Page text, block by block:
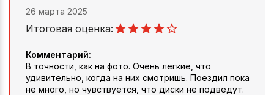
26 марта 2025
Итоговая оценка:
Комментарий:
В точности, как на фото. Очень легкие, что
удивительно, когда на них смотришь. Поездил пока
не много, но чувствуется, что диски не подведут.